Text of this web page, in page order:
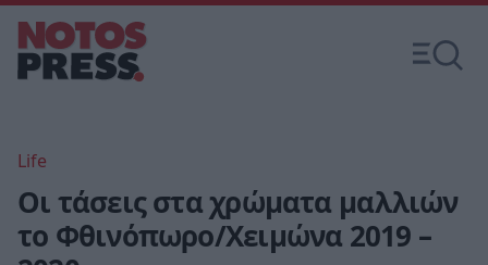
Life
Οι τάσεις στα χρώματα μαλλιών
το Φθινόπωρο/Χειμώνα 2019 –